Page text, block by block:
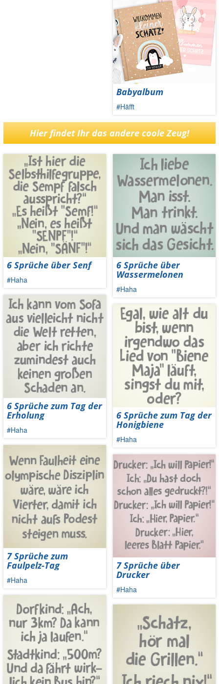
Babyalbum
#Häfft
Hier findet Ihr das andere coole Zeug!
6 Sprüche über Senf
#Haha
6 Sprüche zum Tag der
Erholung
#Haha
7 Sprüche zum
Faulpelz-Tag
#Haha
6 Sprüche über
Wassermelonen
#Haha
6 Sprüche zum Tag der
Honigbiene
#Haha
7 Sprüche über
Drucker
#Haha